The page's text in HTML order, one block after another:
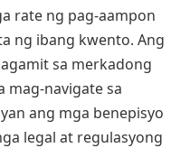
rate ng pag-aampon
ng ibang kwento. Ang
sa merkadong
mag-navigate sa
ang mga benepisyo
legal at regulasyong